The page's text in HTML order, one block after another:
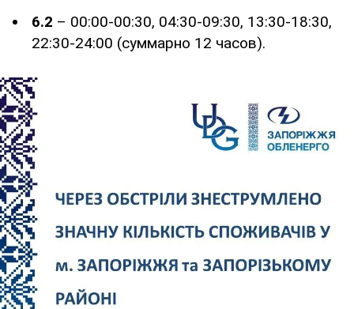
6.2 – 00:00-00:30, 04:30-09:30, 13:30-18:30,
22:30-24:00 (суммарно 12 часов).